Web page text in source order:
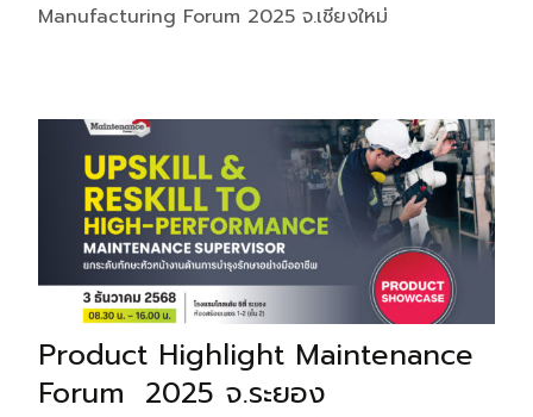
Manufacturing Forum 2025 จ.เชียงใหม่
Product Highlight Maintenance
Forum 2025 จ.ระยอง